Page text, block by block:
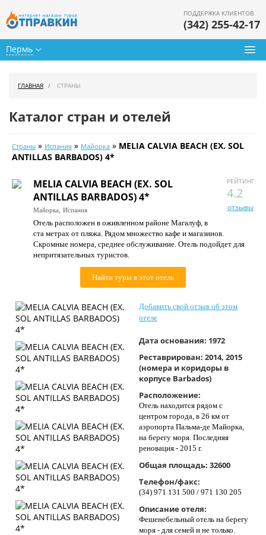
Пермь
ПОДДЕРЖКА КЛИЕНТОВ
(342) 255-42-17
Календарь туров
Цены дня
Страны
Как купить
О нас
ГЛАВНАЯ СТРАНЫ
Каталог стран и отелей
Страны » Испания » Майорка » MELIA CALVIA BEACH (EX. SOL
ANTILLAS BARBADOS) 4*
РЕЙТИНГ
4.2
отзывы
MELIA CALVIA BEACH (EX. SOL
ANTILLAS BARBADOS) 4*
Майорка, Испания
Отель расположен в оживленном районе Магалуф, в
ста метрах от пляжа. Рядом множество кафе и магазинов.
Скромные номера, среднее обслуживание. Отель подойдет для
непритязательных туристов.
Найти туры в этот отель
Добавить свой отзыв об этом
отеле
Дата основания: 1972
Реставрирован: 2014, 2015
(номера и коридоры в
корпусе Barbados)
Расположение:
Отель находится рядом с
центром города, в 26 км от
аэропорта Пальма-де Майорка,
на берегу моря. Последняя
реновация - 2015 г.
Общая площадь: 32600
Телефон/факс:
(34) 971 131 500 / 971 130 205
Описание отеля:
Фешенебельный отель на берегу
моря - для семей и не только.